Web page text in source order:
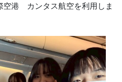
空港 カンタス航空を利用しま